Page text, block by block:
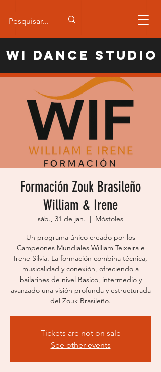
WI Dance Studio
Formación Zouk Brasileño
William & Irene
sáb., 31 de jan.
  |
Móstoles
Un programa único creado por los
Campeones Mundiales William Teixeira e
Irene Silvia. La formación combina técnica,
musicalidad y conexión, ofreciendo a
bailarines de nivel Basico, intermedio y
avanzado una visión profunda y estructurada
del Zouk Brasileño.
Tickets are not on sale
See other events